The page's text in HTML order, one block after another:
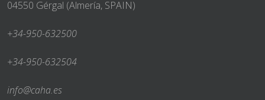
04550 Gérgal (Almería, SPAIN)
+34-950-632500
+34-950-632504
info@caha.es